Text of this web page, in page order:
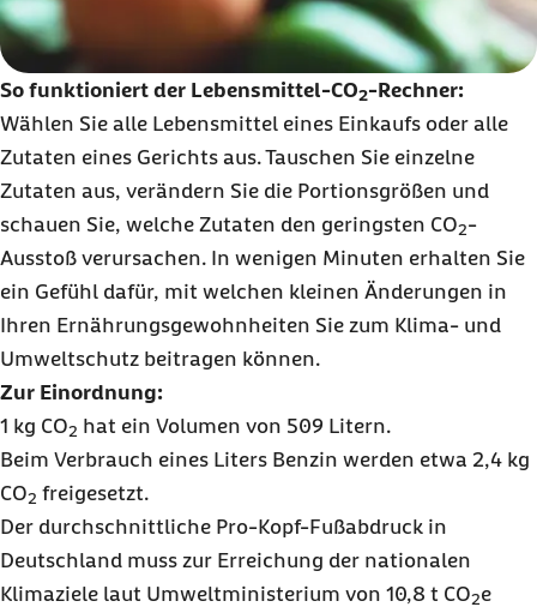
So funktioniert der Lebensmittel-CO2-Rechner:
Wählen Sie alle Lebensmittel eines Einkaufs oder alle
Zutaten eines Gerichts aus. Tauschen Sie einzelne
Zutaten aus, verändern Sie die Portionsgrößen und
schauen Sie, welche Zutaten den geringsten CO2-
Ausstoß verursachen. In wenigen Minuten erhalten Sie
ein Gefühl dafür, mit welchen kleinen Änderungen in
Ihren Ernährungsgewohnheiten Sie zum Klima- und
Umweltschutz beitragen können.
Zur Einordnung:
1 kg CO2 hat ein Volumen von 509 Litern.
Beim Verbrauch eines Liters Benzin werden etwa 2,4 kg
CO2 freigesetzt.
Der durchschnittliche Pro-Kopf-Fußabdruck in
Deutschland muss zur Erreichung der nationalen
Klimaziele laut Umweltministerium von 10,8 t CO2e